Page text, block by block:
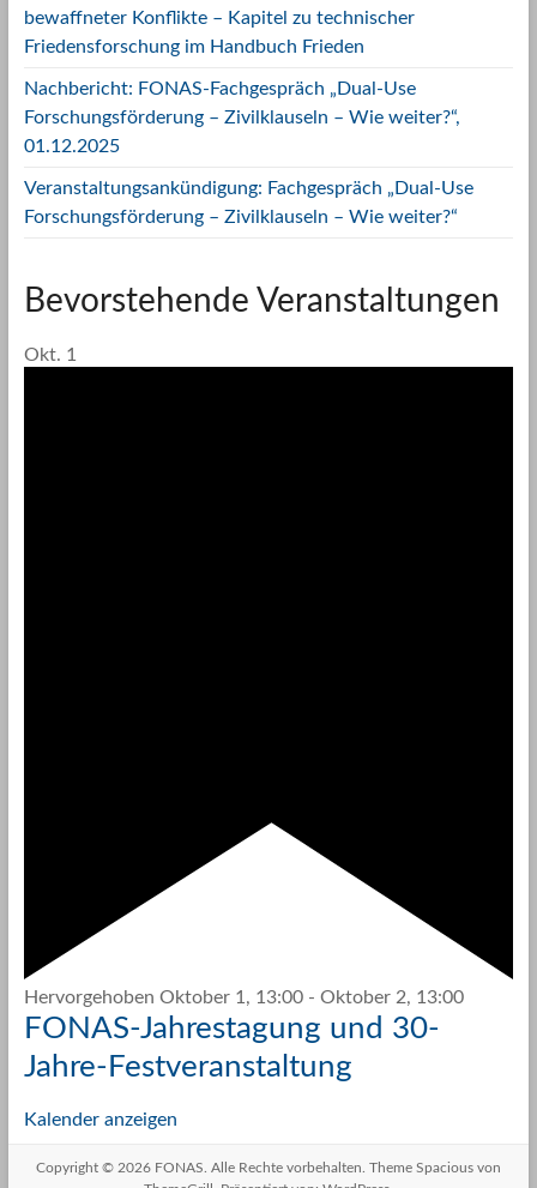
bewaffneter Konflikte – Kapitel zu technischer
Friedensforschung im Handbuch Frieden
Nachbericht: FONAS-Fachgespräch „Dual-Use
Forschungsförderung – Zivilklauseln – Wie weiter?“,
01.12.2025
Veranstaltungsankündigung: Fachgespräch „Dual-Use
Forschungsförderung – Zivilklauseln – Wie weiter?“
Bevorstehende Veranstaltungen
Okt. 1
Hervorgehoben Oktober 1, 13:00- Oktober 2, 13:00
FONAS-Jahrestagung und 30-
Jahre-Festveranstaltung
Kalender anzeigen
Copyright © 2026 FONAS . Alle Rechte vorbehalten. Theme Spaciousvon